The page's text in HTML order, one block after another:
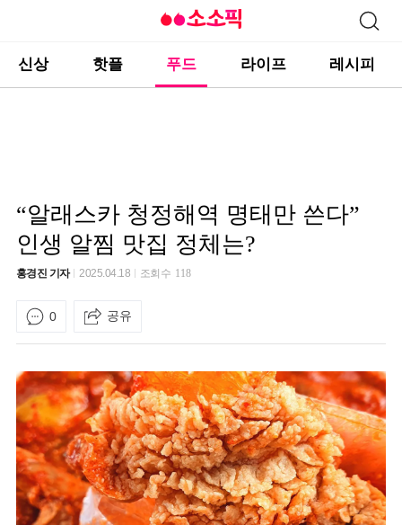
신상 핫플 푸드 라이프 레시피
“알래스카 청정해역 명태만 쓴다”
인생 알찜 맛집 정체는?
홍경진 기자 2025.04.18 조회수 118
0 공유